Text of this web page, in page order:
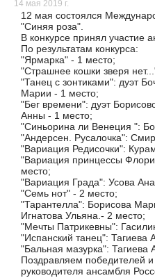
14 мая 2019 г.
12 мая состоялся
"Синяя роза".
В конкурсе принял участие
По результатам конкурса:
"Ярмарка" - 1 место;
"Страшнее кошки зверя
"Танец с зонтиками": дуэт
Марии - 1 место;
"Бег времени": дуэт
Анны - 1 место;
"Синьорина ли Венеция ":
"Андерсен. Русалочка":
"Вариация Редисочки":
"Вариация принцессы
место;
"Вариация Града": Усова
"Семь нот" - 2 место;
"Тарантелла": Борисова
Игнатова Ульяна.- 2 место;
"Мечты Патрикевны":
"Испанский танец": Тагиева
"Бальная мазурка": Тагиева
Поздравляем победителей и
руководителя ансамбля